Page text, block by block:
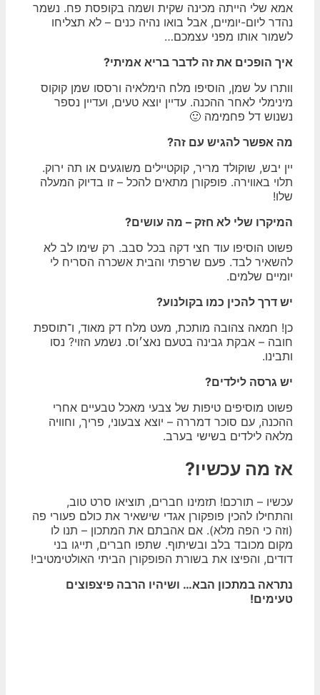
אמא שלי הייתה מכינה שקית ושמה בקופסת פח. נשמר
נהדר ליום-יומיים, אבל בואו נהיה כנים – לא תצליחו
לשמור אותו מפני עצמכם…
איך הופכים את זה לדבר בריא אמיתי?
וותרו על שמן, הוסיפו מלח הימלאיה ורססו שמן קוקוס
מינימלי לאחר ההכנה. עדיין יוצא טעים, ועדיין נספר
נשנוש דל פחמימה 🙂
מה אפשר להגיש עם זה?
יין יבש, שוקולד מריר, קוקטיילים משוגעים או תה ירוק.
תלוי באווירה. פופקורן מתאים להכל – זו בדיוק המעלה
שלו!
המיקרו שלי לא חזק – מה עושים?
פשוט הוסיפו עוד חצי דקה בכל סבב. רק שימו לב לא
להשאיר לבד. פעם שרפתי והבית אשכרה הסריח לי
יומיים שלמים.
יש דרך להכין כמו בקולנוע?
כן! חמאה צהובה מותכת, מעט מלח דק מאוד, ו־תוספת
חובה – אבקת גבינה בטעם נאצ׳וס. נשמע הזוי? נסו
ותבינו.
יש גרסה לילדים?
פשוט מוסיפים טיפות של צבעי מאכל טבעיים אחרי
ההכנה, עם סוכר דמררה – יוצא צבעוני, פריך, וחוויה
מלאה לילדים בשישי בערב.
אז מה עכשיו?
עכשיו – תורכם! תזמינו חברים, תוציאו סרט טוב,
והתחילו להכין פופקורן אגדי שישאיר את כולם פעורי פה
(וזה כי הפה מלא). אם אהבתם את המתכון – תנו לו
מקום מכובד בלב ובשיתוף. שתפו חברים, תייגו בני
דודים, והפיצו את בשורת הפופקורן הביתי האולטימטיבי!
נתראה במתכון הבא… ושיהיו הרבה פיצפוצים
טעימים!